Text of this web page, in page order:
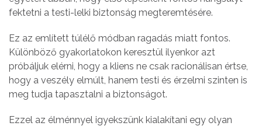
fektetni a testi-lelki biztonság megteremtésére.
Ez az említett túlélő módban ragadás miatt fontos.
Különböző gyakorlatokon keresztül ilyenkor azt
próbáljuk elérni, hogy a kliens ne csak racionálisan értse,
hogy a veszély elmúlt, hanem testi és érzelmi szinten is
meg tudja tapasztalni a biztonságot.
Ezzel az élménnyel igyekszünk kialakítani egy olyan